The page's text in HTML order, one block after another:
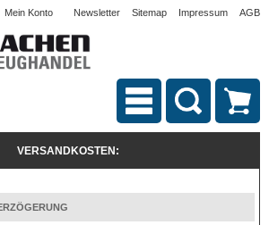
Mein Konto Newsletter Sitemap Impressum AGB
VERSANDKOSTEN: